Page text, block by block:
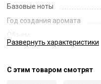
Базовые ноты
Год создания аромата
Объем
Развернуть характеристики
С этим товаром смотрят